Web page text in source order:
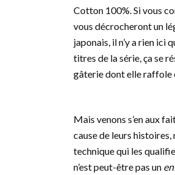
Cotton 100%. Si vous
vous décrocheront un
japonais, il n’y a rien ici
titres de la série, ça se
gâterie dont elle raffole
Mais venons s’en aux
cause de leurs
technique qui les
n’est peut-être pas un